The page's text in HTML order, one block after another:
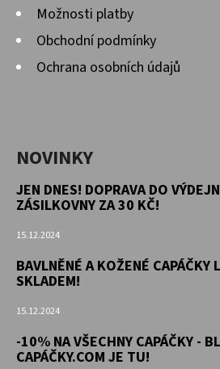
Možnosti platby
Obchodní podmínky
Ochrana osobních údajů
NOVINKY
JEN DNES! DOPRAVA DO
ZÁSILKOVNY ZA 30 KČ!
15.12.2024
BAVLNĚNÉ A KOŽENÉ CAPÁČKY
SKLADEM!
15.12.2024
-10% NA VŠECHNY CAPÁČKY -
CAPÁČKY.COM JE TU!